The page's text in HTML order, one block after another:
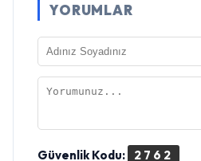
YORUMLAR
Güvenlik Kodu: 2762